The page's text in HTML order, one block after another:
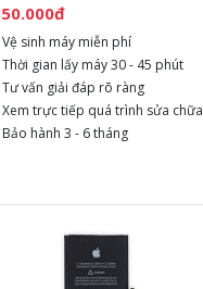
Vệ sinh máy miễn phí
Thời gian lấy máy 30 - 45 phút
Tư vấn giải đáp rõ ràng
Xem trực tiếp quá trình sửa chữa
Bảo hành 3 - 6 tháng